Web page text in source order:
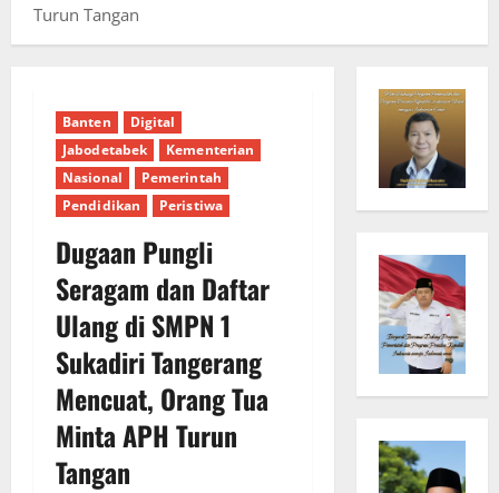
Turun Tangan
Banten
Digital
Jabodetabek
Kementerian
Nasional
Pemerintah
Pendidikan
Peristiwa
Dugaan Pungli
Seragam dan Daftar
Ulang di SMPN 1
Sukadiri Tangerang
Mencuat, Orang Tua
Minta APH Turun
Tangan